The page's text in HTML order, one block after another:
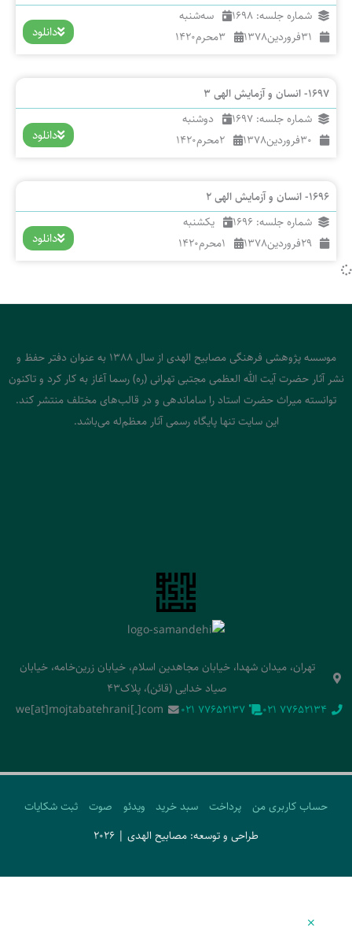
شماره جلسه: 1698
سه‌شنبه
31فروردین1378
3محرم1420 دانلود
1697- انسان و آزمایش الهی 3
شماره جلسه: 1697
دوشنبه
30فروردین1378
2محرم1420 دانلود
1696- انسان و آزمایش الهی 2
شماره جلسه: 1696
یکشنبه
29فروردین1378
1محرم1420 دانلود
موسسه پژوهشی فرهنگی مصابیح الهدی از سال 1388 به عنوان دفتر حفظ و
نشر آثار حضرت آیت الله العظمی مجتبی تهرانی (ره) رسما آغاز به کار کرد و تاکنون
توانسته میراث حضرت استاد را ساماندهی و در قالب‌های مختلف منتشر کند.
این سایت تنها پایگاه رسمی آثار معظم‌له می‌باشد.
تهران، میدان شهدا، خیابان مجاهدین اسلام، خیابان زرین‌خامه، خیابان
صیاد خدایی (قائن)، پلاک43
‭021 77652134‬
‭021 77652137‬
we[at]mojtabatehrani[.]com
حساب کاربری من پرداخت سبد خرید ویدئو صوت
ثبت شکایات
طراحی و توسعه: مصابیح الهدی | 2026